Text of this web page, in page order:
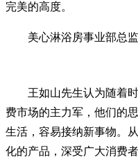
完美的高度。
美心淋浴房事业部总
王如山先生认为随着
费市场的主力军，他们的
生活，容易接纳新事物。
化的产品，深受广大消费